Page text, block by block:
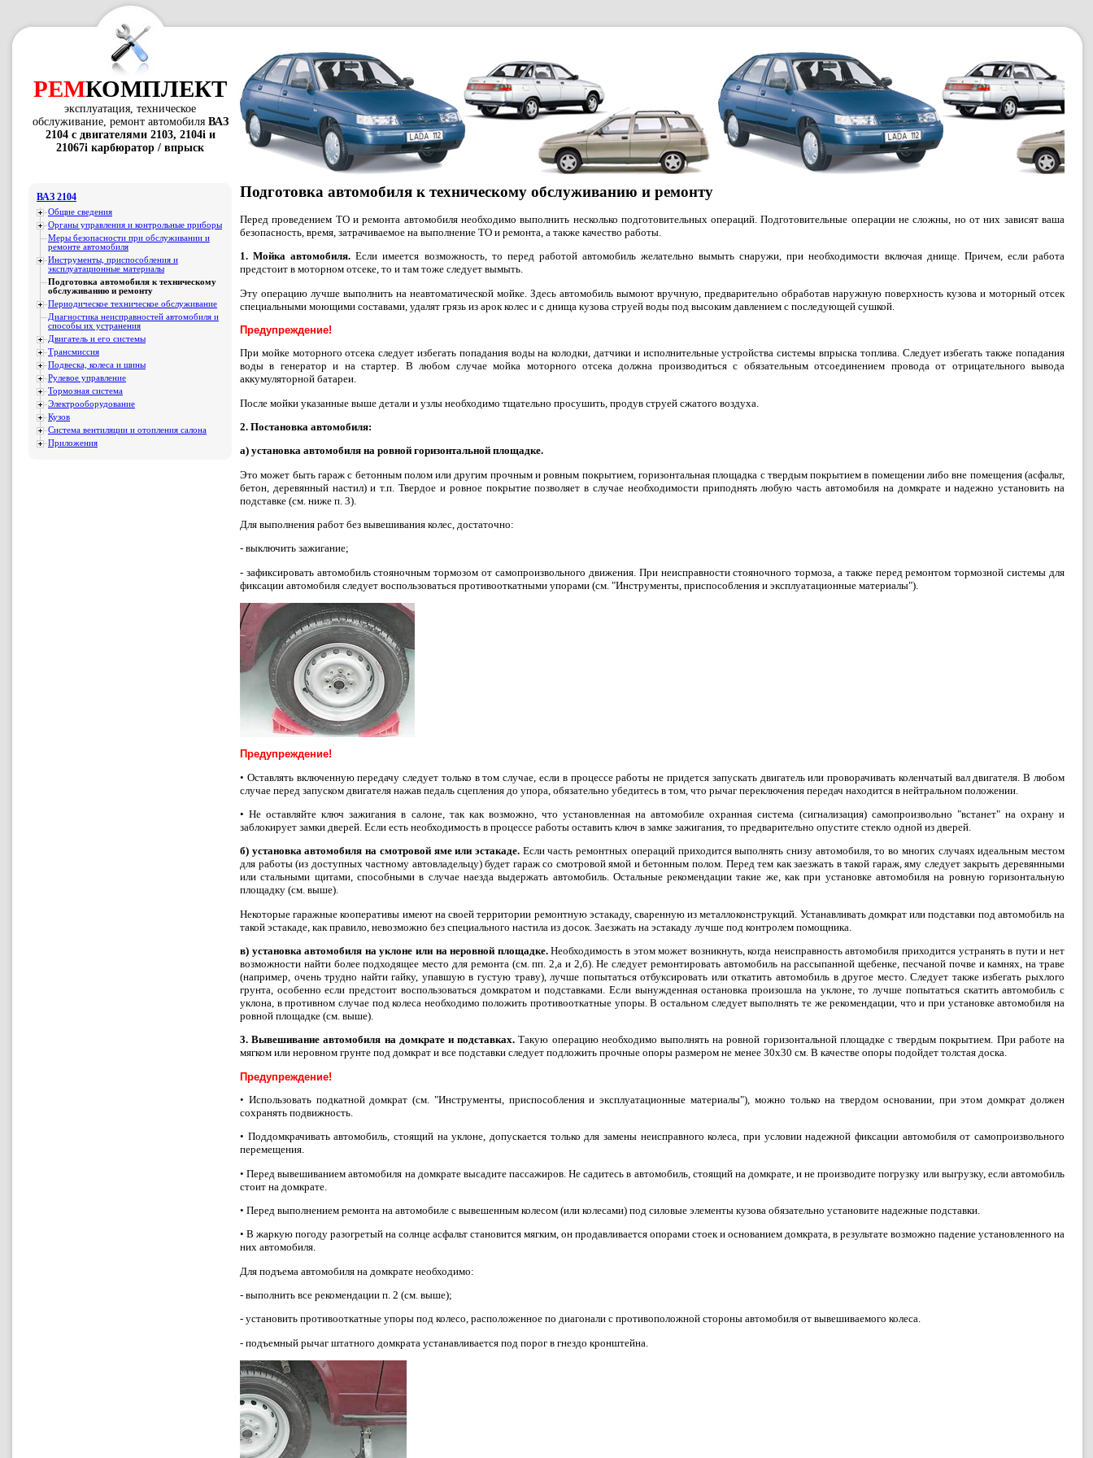
РЕМКОМПЛЕКТ
эксплуатация, техническое
обслуживание, ремонт автомобиля ВАЗ
2104 с двигателями 2103, 2104i и
21067i карбюратор / впрыск
ВАЗ 2104
Общие сведения
Органы управления и контрольные приборы
Меры безопасности при обслуживании и
ремонте автомобиля
Инструменты, приспособления и
эксплуатационные материалы
Подготовка автомобиля к техническому
обслуживанию и ремонту
Периодическое техническое обслуживание
Диагностика неисправностей автомобиля и
способы их устранения
Двигатель и его системы
Трансмиссия
Подвеска, колеса и шины
Рулевое управление
Тормозная система
Электрооборудование
Кузов
Система вентиляции и отопления салона
Приложения
Подготовка автомобиля к техническому обслуживанию и ремонту
Перед проведением TO и ремонта автомобиля необходимо выполнить несколько подготовительных операций. Подготовительные операции не сложны, но от них зависят ваша
безопасность, время, затрачиваемое на выполнение TO и ремонта, а также качество работы.
1. Мойка автомобиля. Если имеется возможность, то перед работой автомобиль желательно вымыть снаружи, при необходимости включая днище. Причем, если работа
предстоит в моторном отсеке, то и там тоже следует вымыть.
Эту операцию лучше выполнить на неавтоматической мойке. Здесь автомобиль вымоют вручную, предварительно обработав наружную поверхность кузова и моторный отсек
специальными моющими составами, удалят грязь из арок колес и с днища кузова струей воды под высоким давлением с последующей сушкой.
Предупреждение!
При мойке моторного отсека следует избегать попадания воды на колодки, датчики и исполнительные устройства системы впрыска топлива. Следует избегать также попадания
воды в генератор и на стартер. В любом случае мойка моторного отсека должна производиться с обязательным отсоединением провода от отрицательного вывода
аккумуляторной батареи.
После мойки указанные выше детали и узлы необходимо тщательно просушить, продув струей сжатого воздуха.
2. Постановка автомобиля:
а) установка автомобиля на ровной горизонтальной площадке.
Это может быть гараж с бетонным полом или другим прочным и ровным покрытием, горизонтальная площадка с твердым покрытием в помещении либо вне помещения (асфальт,
бетон, деревянный настил) и т.п. Твердое и ровное покрытие позволяет в случае необходимости приподнять любую часть автомобиля на домкрате и надежно установить на
подставке (см. ниже п. 3).
Для выполнения работ без вывешивания колес, достаточно:
- выключить зажигание;
- зафиксировать автомобиль стояночным тормозом от самопроизвольного движения. При неисправности стояночного тормоза, а также перед ремонтом тормозной системы для
фиксации автомобиля следует воспользоваться противооткатными упорами (см. "Инструменты, приспособления и эксплуатационные материалы").
Предупреждение!
• Оставлять включенную передачу следует только в том случае, если в процессе работы не придется запускать двигатель или проворачивать коленчатый вал двигателя. B любом
случае перед запуском двигателя нажав педаль сцепления до упора, обязательно убедитесь в том, что рычаг переключения передач находится в нейтральном положении.
•He оставляйте ключ зажигания в салоне, так как возможно, что установленная на автомобиле охранная система (сигнализация) самопроизвольно "встанет" на охрану и
заблокирует замки дверей. Если есть необходимость в процессе работы оставить ключ в замке зажигания, то предварительно опустите стекло одной из дверей.
б) установка автомобиля на смотровой яме или эстакаде. Если часть ремонтных операций приходится выполнять снизу автомобиля, то во многих случаях идеальным местом
для работы (из доступных частному автовладельцу) будет гараж со смотровой ямой и бетонным полом. Перед тем как заезжать в такой гараж, яму следует закрыть деревянными
или стальными щитами, способными в случае наезда выдержать автомобиль. Остальные рекомендации такие же, как при установке автомобиля на ровную горизонтальную
площадку (см. выше).
Некоторые гаражные кооперативы имеют на своей территории ремонтную эстакаду, сваренную из металлоконструкций. Устанавливать домкрат или подставки под автомобиль на
такой эстакаде, как правило, невозможно без специального настила из досок. Заезжать на эстакаду лучше под контролем помощника.
в) установка автомобиля на уклоне или на неровной площадке.Необходимость в этом может возникнуть, когда неисправность автомобиля приходится устранять в пути и нет
возможности найти более подходящее место для ремонта (см. пп. 2,a и 2,б). He следует ремонтировать автомобиль на рассыпанной щебенке, песчаной почве и камнях, на траве
(например, очень трудно найти гайку, упавшую в густую траву), лучше попытаться отбуксировать или откатить автомобиль в другое место. Следует также избегать рыхлого
грунта, особенно если предстоит воспользоваться домкратом и подставками. Если вынужденная остановка произошла на уклоне, то лучше попытаться скатить автомобиль с
уклона, в противном случае под колеса необходимо положить противооткатные упоры. B остальном следует выполнять те же рекомендации, что и при установке автомобиля на
ровной площадке (см. выше).
3. Вывешивание автомобиля на домкрате и подставках. Такую операцию необходимо выполнять на ровной горизонтальной площадке с твердым покрытием. При работе на
мягком или неровном грунте под домкрат и все подставки следует подложить прочные опоры размером не менее 30x30 см. B качестве опоры подойдет толстая доска.
Предупреждение!
• Использовать подкатной домкрат (см. "Инструменты, приспособления и эксплуатационные материалы"), можно только на твердом основании, при этом домкрат должен
сохранять подвижность.
• Поддомкрачивать автомобиль, стоящий на уклоне, допускается только для замены неисправного колеса, при условии надежной фиксации автомобиля от самопроизвольного
перемещения.
•Перед вывешиванием автомобиля на домкрате высадите пассажиров. He садитесь в автомобиль, стоящий на домкрате, и не производите погрузку или выгрузку, если автомобиль
стоит на домкрате.
• Перед выполнением ремонта на автомобиле с вывешенным колесом (или колесами) под силовые элементы кузова обязательно установите надежные подставки.
• B жаркую погоду разогретый на солнце асфальт становится мягким, он продавливается опорами стоек и основанием домкрата, в результате возможно падение установленного на
них автомобиля.
Для подъема автомобиля на домкрате необходимо:
- выполнить все рекомендации п. 2 (см. выше);
- установить противооткатные упоры под колесо, расположенное по диагонали с противоположной стороны автомобиля от вывешиваемого колеса.
- подъемный рычаг штатного домкрата устанавливается под порог в гнездо кронштейна.